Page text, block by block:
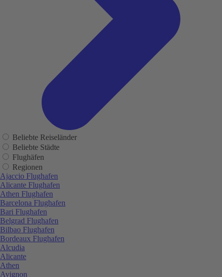
Beliebte Reiseländer
Beliebte Städte
Flughäfen
Regionen
Ajaccio Flughafen
Alicante Flughafen
Athen Flughafen
Barcelona Flughafen
Bari Flughafen
Belgrad Flughafen
Bilbao Flughafen
Bordeaux Flughafen
Alcudia
Alicante
Athen
Avignon